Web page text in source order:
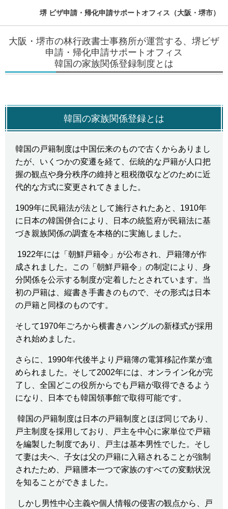
堺 ビザ申請・帰化申請サポートオフィス（大阪・堺市）
大阪・堺市の林行政書士事務所が運営する、堺ビザ
申請・帰化申請サポートオフィス
韓国の家族関係登録制度とは
韓国の家族関係登録とは
韓国の戸籍制度は中国伝来のもので古くからありまし
たが、いくつかの変遷を経て、伝統的な戸籍が人口把
握の観点や身分秩序の維持と租税徴収などのために近
代的な方式に変更されてきました。
1909年に民籍法が法として施行されたあと、 1910年
に日本の韓国併合により、日本の統監府が民籍法に基
づき親族関係の調査を本格的に実施しました。
1922年には「朝鮮戸籍令」が公布され、戸籍簿が作
成されました。この「朝鮮戸籍令」の制定により、身
分関係を公示する制度が定着したとされています。当
初の戸籍は、縦書き手書きのもので、その形式は日本
の戸籍と同様のものです。
そして1970年ごろから横書きハングルの新様式が採用
され始めました。
さらに、 1990年代後半より戸籍簿の電算移記作業が進
められました。そして2002年には、オンライン化が完
了し、全国どこの役所からでも戸籍が取得できるよう
になり、日本でも韓国領事館で取得可能です。
韓国の戸籍制度は日本の戸籍制度とほぼ同じであり、
戸主制度を採用しており、戸主を中心に家単位で戸籍
を編製した制度であり、戸主は基本男性でした。そし
て妻は夫へ、子女は父の戸籍に入籍されることが強制
されたため、戸籍謄本一つで家族のすべての変動状況
を知ることができました。
しかし男性中心主義や個人情報の侵害の観点から、戸